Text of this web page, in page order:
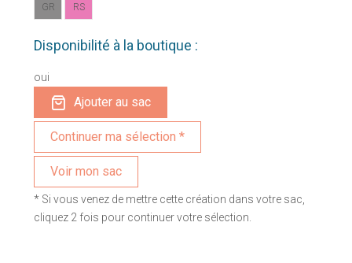
GR RS
Disponibilité à la boutique :
oui
Ajouter au sac
Voir mon sac
* Si vous venez de mettre cette création dans votre sac,
cliquez 2 fois pour continuer votre sélection.